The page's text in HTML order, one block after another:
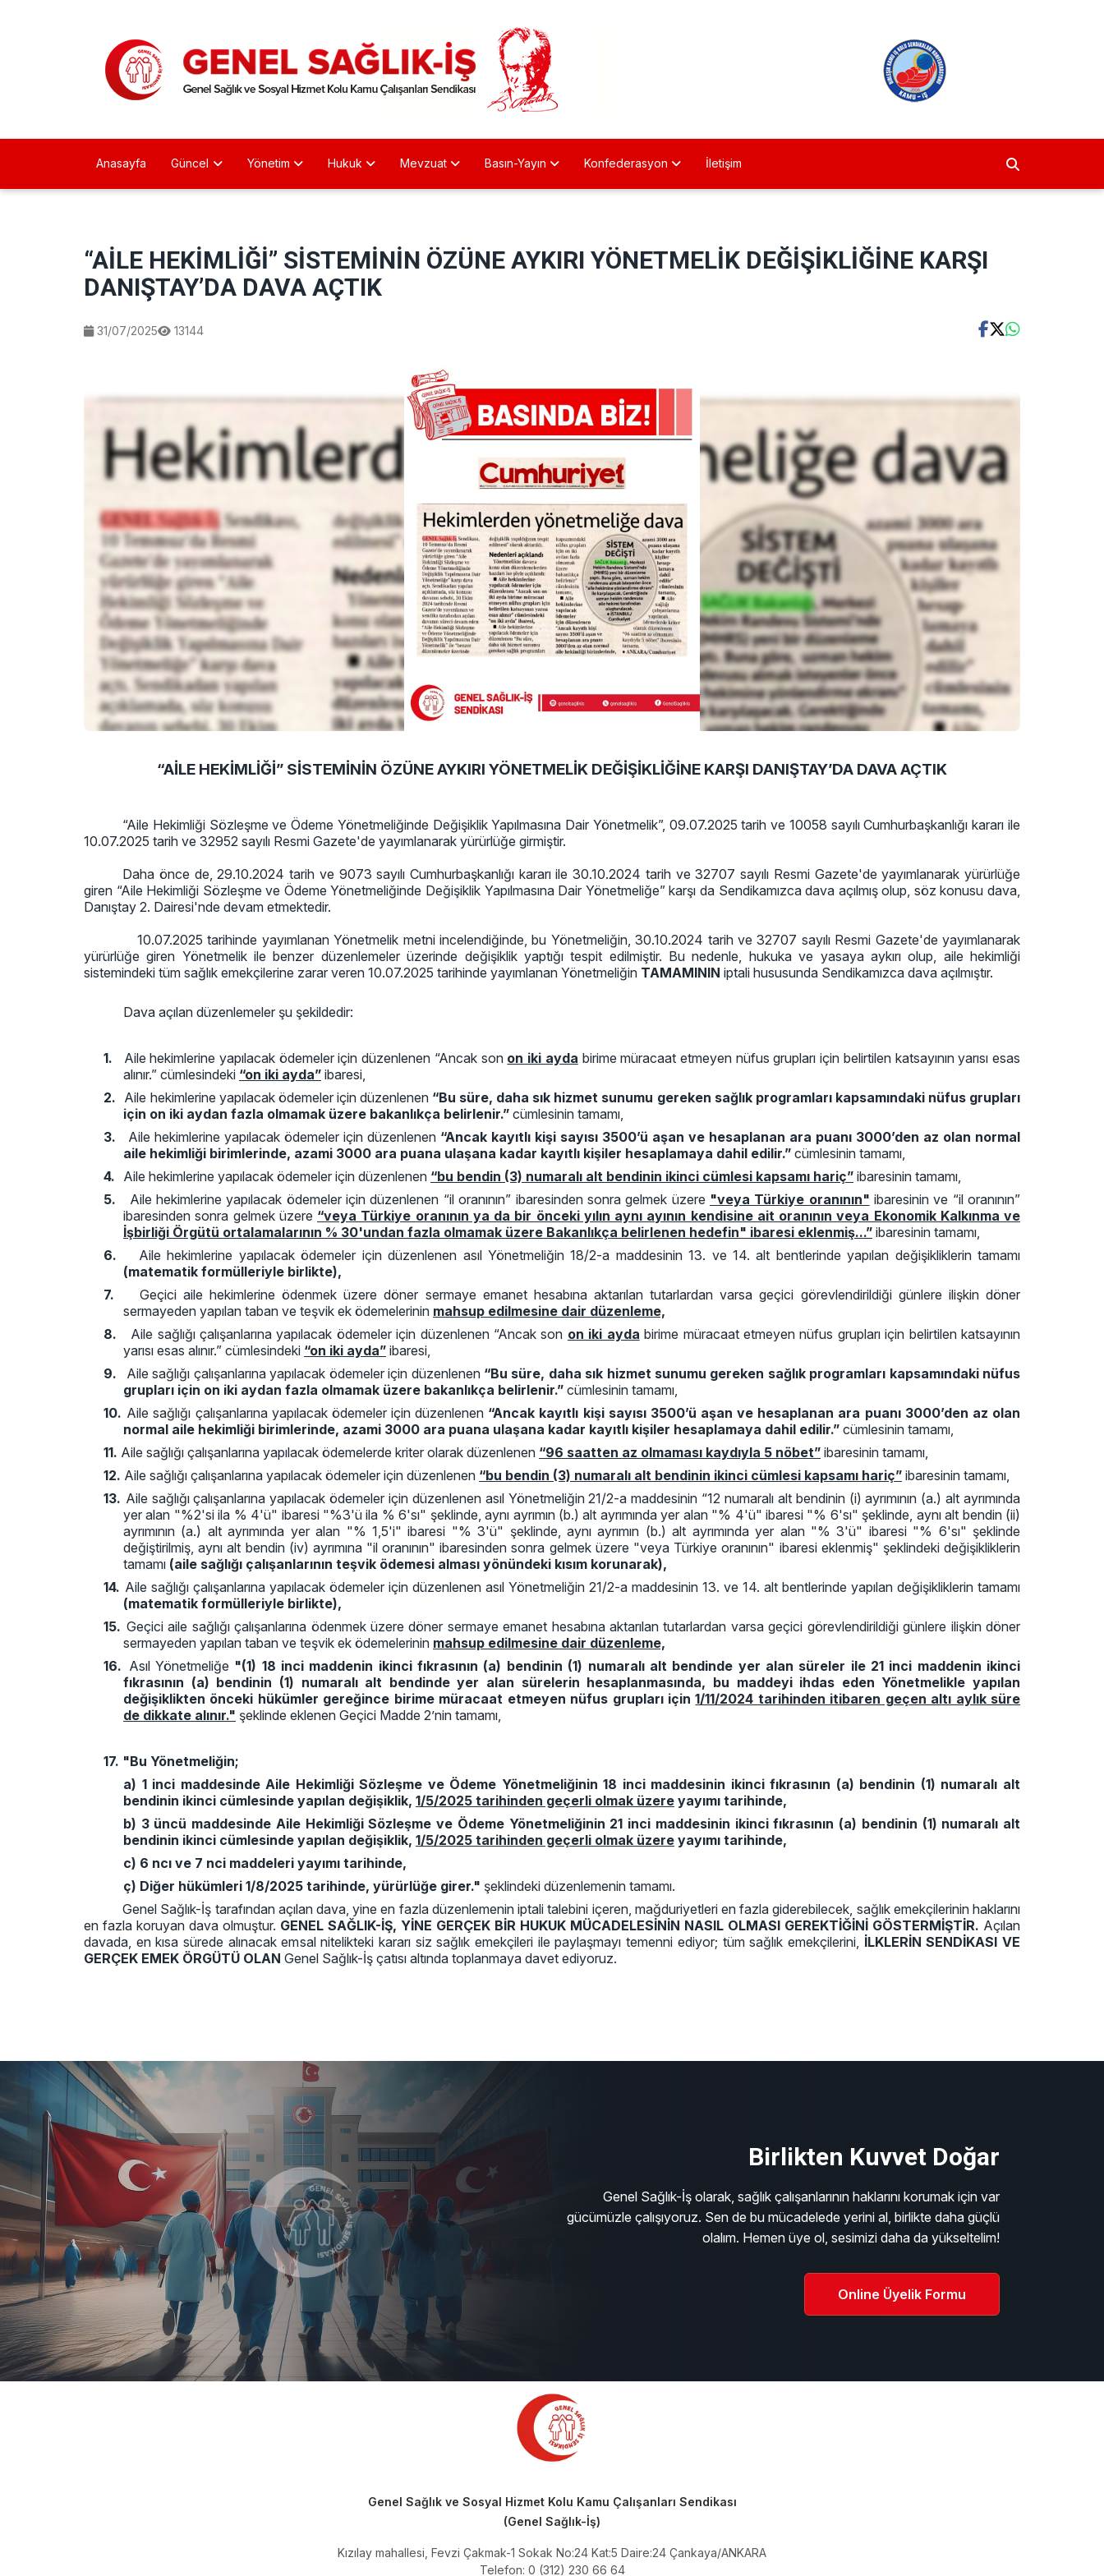
Anasayfa Güncel Yönetim Hukuk Mevzuat Basın-Yayın Konfederasyon İletişim
“AİLE HEKİMLİĞİ” SİSTEMİNİN ÖZÜNE AYKIRI YÖNETMELİK DEĞİŞİKLİĞİNE KARŞI
DANIŞTAY’DA DAVA AÇTIK
31/07/2025 13144
“AİLE HEKİMLİĞİ” SİSTEMİNİN ÖZÜNE AYKIRI YÖNETMELİK DEĞİŞİKLİĞİNE KARŞI DANIŞTAY’DA DAVA AÇTIK
“Aile Hekimliği Sözleşme ve Ödeme Yönetmeliğinde Değişiklik Yapılmasına Dair Yönetmelik”, 09.07.2025 tarih ve 10058 sayılı Cumhurbaşkanlığı kararı ile
10.07.2025 tarih ve 32952 sayılı Resmi Gazete'de yayımlanarak yürürlüğe girmiştir.
Daha önce de, 29.10.2024 tarih ve 9073 sayılı Cumhurbaşkanlığı kararı ile 30.10.2024 tarih ve 32707 sayılı Resmi Gazete'de yayımlanarak yürürlüğe
giren “Aile Hekimliği Sözleşme ve Ödeme Yönetmeliğinde Değişiklik Yapılmasına Dair Yönetmeliğe” karşı da Sendikamızca dava açılmış olup, söz konusu dava,
Danıştay 2. Dairesi'nde devam etmektedir.
10.07.2025 tarihinde yayımlanan Yönetmelik metni incelendiğinde, bu Yönetmeliğin, 30.10.2024 tarih ve 32707 sayılı Resmi Gazete'de yayımlanarak
yürürlüğe giren Yönetmelik ile benzer düzenlemeler üzerinde değişiklik yaptığı tespit edilmiştir. Bu nedenle, hukuka ve yasaya aykırı olup, aile hekimliği
sistemindeki tüm sağlık emekçilerine zarar veren 10.07.2025 tarihinde yayımlanan Yönetmeliğin TAMAMININ iptali hususunda Sendikamızca dava açılmıştır.
Dava açılan düzenlemeler şu şekildedir:
1. Aile hekimlerine yapılacak ödemeler için düzenlenen “Ancak son on iki ayda birime müracaat etmeyen nüfus grupları için belirtilen katsayının yarısı esas
alınır.” cümlesindeki “on iki ayda” ibaresi,
2. Aile hekimlerine yapılacak ödemeler için düzenlenen “Bu süre, daha sık hizmet sunumu gereken sağlık programları kapsamındaki nüfus grupları
için on iki aydan fazla olmamak üzere bakanlıkça belirlenir.” cümlesinin tamamı,
3.
Aile hekimlerine yapılacak ödemeler için düzenlenen “Ancak kayıtlı kişi sayısı 3500’ü aşan ve hesaplanan ara puanı 3000’den az olan normal
aile hekimliği birimlerinde, azami 3000 ara puana ulaşana kadar kayıtlı kişiler hesaplamaya dahil edilir.” cümlesinin tamamı,
4. Aile hekimlerine yapılacak ödemeler için düzenlenen “bu bendin (3) numaralı alt bendinin ikinci cümlesi kapsamı hariç” ibaresinin tamamı,
5.
Aile hekimlerine yapılacak ödemeler için düzenlenen “il oranının” ibaresinden sonra gelmek üzere "veya Türkiye oranının" ibaresinin ve “il oranının”
ibaresinden sonra gelmek üzere “veya Türkiye oranının ya da bir önceki yılın aynı ayının kendisine ait oranının veya Ekonomik Kalkınma ve
İşbirliği Örgütü ortalamalarının % 30'undan fazla olmamak üzere Bakanlıkça belirlenen hedefin" ibaresi eklenmiş...” ibaresinin tamamı,
6.
Aile hekimlerine yapılacak ödemeler için düzenlenen asıl Yönetmeliğin 18/2-a maddesinin 13. ve 14. alt bentlerinde yapılan değişikliklerin tamamı
(matematik formülleriyle birlikte),
7.
Geçici aile hekimlerine ödenmek üzere döner sermaye emanet hesabına aktarılan tutarlardan varsa geçici görevlendirildiği günlere ilişkin döner
sermayeden yapılan taban ve teşvik ek ödemelerinin mahsup edilmesine dair düzenleme,
8.
Aile sağlığı çalışanlarına yapılacak ödemeler için düzenlenen “Ancak son on iki ayda birime müracaat etmeyen nüfus grupları için belirtilen katsayının
yarısı esas alınır.” cümlesindeki “on iki ayda” ibaresi,
9.
Aile sağlığı çalışanlarına yapılacak ödemeler için düzenlenen “Bu süre, daha sık hizmet sunumu gereken sağlık programları kapsamındaki nüfus
grupları için on iki aydan fazla olmamak üzere bakanlıkça belirlenir.” cümlesinin tamamı,
10. Aile sağlığı çalışanlarına yapılacak ödemeler için düzenlenen “Ancak kayıtlı kişi sayısı 3500’ü aşan ve hesaplanan ara puanı 3000’den az olan
normal aile hekimliği birimlerinde, azami 3000 ara puana ulaşana kadar kayıtlı kişiler hesaplamaya dahil edilir.” cümlesinin tamamı,
11. Aile sağlığı çalışanlarına yapılacak ödemelerde kriter olarak düzenlenen “96 saatten az olmaması kaydıyla 5 nöbet” ibaresinin tamamı,
12. Aile sağlığı çalışanlarına yapılacak ödemeler için düzenlenen “bu bendin (3) numaralı alt bendinin ikinci cümlesi kapsamı hariç” ibaresinin tamamı,
13. Aile sağlığı çalışanlarına yapılacak ödemeler için düzenlenen asıl Yönetmeliğin 21/2-a maddesinin “12 numaralı alt bendinin (i) ayrımının (a.) alt ayrımında
yer alan "%2'si ila % 4'ü" ibaresi "%3'ü ila % 6'sı" şeklinde, aynı ayrımın (b.) alt ayrımında yer alan "% 4'ü" ibaresi "% 6'sı" şeklinde, aynı alt bendin (ii)
ayrımının (a.) alt ayrımında yer alan "% 1,5'i" ibaresi "% 3'ü" şeklinde, aynı ayrımın (b.) alt ayrımında yer alan "% 3'ü" ibaresi "% 6'sı" şeklinde
değiştirilmiş, aynı alt bendin (iv) ayrımına "il oranının" ibaresinden sonra gelmek üzere "veya Türkiye oranının" ibaresi eklenmiş" şeklindeki değişikliklerin
tamamı (aile sağlığı çalışanlarının teşvik ödemesi alması yönündeki kısım korunarak),
14. Aile sağlığı çalışanlarına yapılacak ödemeler için düzenlenen asıl Yönetmeliğin 21/2-a maddesinin 13. ve 14. alt bentlerinde yapılan değişikliklerin tamamı
(matematik formülleriyle birlikte),
15. Geçici aile sağlığı çalışanlarına ödenmek üzere döner sermaye emanet hesabına aktarılan tutarlardan varsa geçici görevlendirildiği günlere ilişkin döner
sermayeden yapılan taban ve teşvik ek ödemelerinin mahsup edilmesine dair düzenleme,
16. Asıl Yönetmeliğe "(1) 18 inci maddenin ikinci fıkrasının (a) bendinin (1) numaralı alt bendinde yer alan süreler ile 21 inci maddenin ikinci
fıkrasının (a) bendinin (1) numaralı alt bendinde yer alan sürelerin hesaplanmasında, bu maddeyi ihdas eden Yönetmelikle yapılan
değişiklikten önceki hükümler gereğince birime müracaat etmeyen nüfus grupları için1/11/2024 tarihinden itibaren geçen altı aylık süre
de dikkate alınır." şeklinde eklenen Geçici Madde 2’nin tamamı,
17. "Bu Yönetmeliğin;
a) 1 inci maddesinde Aile Hekimliği Sözleşme ve Ödeme Yönetmeliğinin 18 inci maddesinin ikinci fıkrasının (a) bendinin (1) numaralı alt
bendinin ikinci cümlesinde yapılan değişiklik, 1/5/2025 tarihinden geçerli olmak üzere yayımı tarihinde,
b) 3 üncü maddesinde Aile Hekimliği Sözleşme ve Ödeme Yönetmeliğinin 21 inci maddesinin ikinci fıkrasının (a) bendinin (1) numaralı alt
bendinin ikinci cümlesinde yapılan değişiklik, 1/5/2025 tarihinden geçerli olmak üzere yayımı tarihinde,
c) 6 ncı ve 7 nci maddeleri yayımı tarihinde,
ç) Diğer hükümleri 1/8/2025 tarihinde, yürürlüğe girer." şeklindeki düzenlemenin tamamı.
Genel Sağlık-İş tarafından açılan dava, yine en fazla düzenlemenin iptali talebini içeren, mağduriyetleri en fazla giderebilecek, sağlık emekçilerinin haklarını
en fazla koruyan dava olmuştur. GENEL SAĞLIK-İŞ, YİNE GERÇEK BİR HUKUK MÜCADELESİNİN NASIL OLMASI GEREKTİĞİNİ GÖSTERMİŞTİR. Açılan
davada, en kısa sürede alınacak emsal nitelikteki kararı siz sağlık emekçileri ile paylaşmayı temenni ediyor; tüm sağlık emekçilerini, İLKLERİN SENDİKASI VE
GERÇEK EMEK ÖRGÜTÜ OLAN Genel Sağlık-İş çatısı altında toplanmaya davet ediyoruz.
Birlikten Kuvvet Doğar
Genel Sağlık-İş olarak, sağlık çalışanlarının haklarını korumak için var
gücümüzle çalışıyoruz. Sen de bu mücadelede yerini al, birlikte daha güçlü
olalım. Hemen üye ol, sesimizi daha da yükseltelim!
Online Üyelik Formu
Genel Sağlık ve Sosyal Hizmet Kolu Kamu Çalışanları Sendikası
(Genel Sağlık-İş)
Kızılay mahallesi, Fevzi Çakmak-1 Sokak No:24 Kat:5 Daire:24 Çankaya/ANKARA
Telefon: 0 (312) 230 66 64